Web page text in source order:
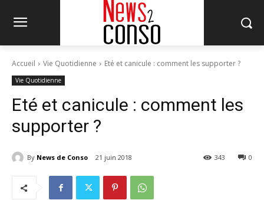
Accueil Vie Quotidienne Eté et canicule : comment les supporter ?
Vie Quotidienne
Eté et canicule : comment les
supporter ?
By News de Conso 21 juin 2018 0
343